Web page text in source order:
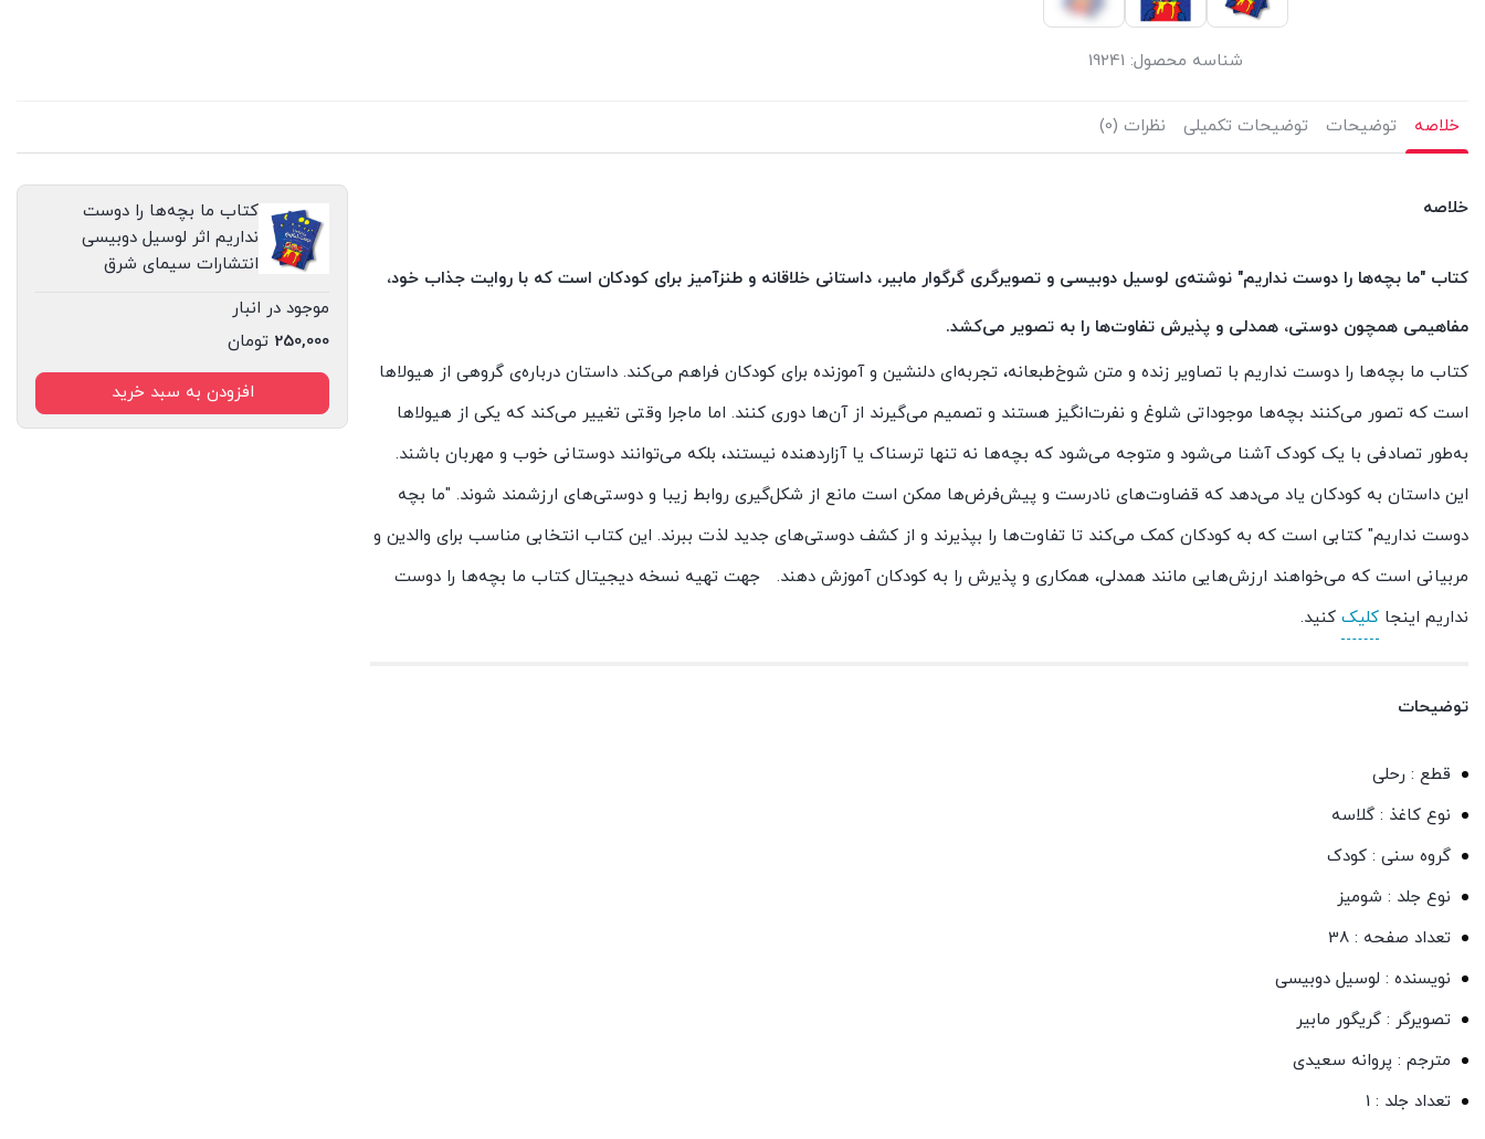
شناسه محصول: 19241
خلاصه توضیحات توضیحات تکمیلی نظرات (0)
خلاصه
کتاب "ما بچه‌ها را دوست نداریم" نوشته‌ی لوسیل دوبیسی و تصویرگری گرگوار مابیر، داستانی خلاقانه و طنزآمیز برای کودکان است که با روایت جذاب خود،
مفاهیمی همچون دوستی، همدلی و پذیرش تفاوت‌ها را به تصویر می‌کشد.
کتاب ما بچه‌ها را دوست نداریم با تصاویر زنده و متن شوخ‌طبعانه، تجربه‌ای دلنشین و آموزنده برای کودکان فراهم می‌کند. داستان درباره‌ی گروهی از هیولاها
است که تصور می‌کنند بچه‌ها موجوداتی شلوغ و نفرت‌انگیز هستند و تصمیم می‌گیرند از آن‌ها دوری کنند. اما ماجرا وقتی تغییر می‌کند که یکی از هیولاها
به‌طور تصادفی با یک کودک آشنا می‌شود و متوجه می‌شود که بچه‌ها نه تنها ترسناک یا آزاردهنده نیستند، بلکه می‌توانند دوستانی خوب و مهربان باشند.
این داستان به کودکان یاد می‌دهد که قضاوت‌های نادرست و پیش‌فرض‌ها ممکن است مانع از شکل‌گیری روابط زیبا و دوستی‌های ارزشمند شوند. "ما بچه
دوست نداریم" کتابی است که به کودکان کمک می‌کند تا تفاوت‌ها را بپذیرند و از کشف دوستی‌های جدید لذت ببرند. این کتاب انتخابی مناسب برای والدین و
مربیانی است که می‌خواهند ارزش‌هایی مانند همدلی، همکاری و پذیرش را به کودکان آموزش دهند. جهت تهیه نسخه دیجیتال کتاب ما بچه‌ها را دوست
نداریم اینجا کلیک کنید.
توضیحات
قطع : رحلی
نوع کاغذ : گلاسه
گروه سنی : کودک
نوع جلد : شومیز
تعداد صفحه : 38
نویسنده : لوسیل دوبیسی
تصویرگر : گریگور مابیر
مترجم : پروانه سعیدی
تعداد جلد : 1
کتاب ما بچه‌ها را دوست
نداریم اثر لوسیل دوبیسی
انتشارات سیمای شرق
موجود در انبار
250,000 تومان
افزودن به سبد خرید